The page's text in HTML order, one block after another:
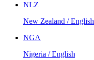
NLZ
New Zealand / English
NGA
Nigeria / English